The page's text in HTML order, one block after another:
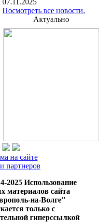
07.11.2025
Посмотреть все новости.
Актуально
на сайте
партнеров
2025 Использование
материалов сайта
на-Волге"
только с
гиперссылкой